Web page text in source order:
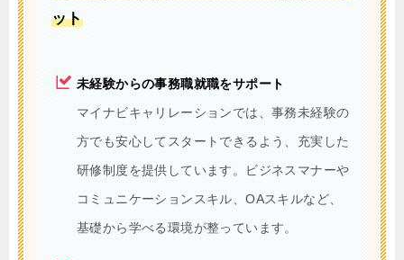
ット
未経験からの事務職就職をサポート
マイナビキャリレーションでは、事務未経験の
方でも安心してスタートできるよう、充実した
研修制度を提供しています。ビジネスマナーや
コミュニケーションスキル、OAスキルなど、
基礎から学べる環境が整っています。